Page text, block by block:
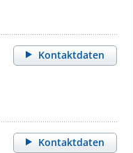
Kontaktdaten
Kontaktdaten